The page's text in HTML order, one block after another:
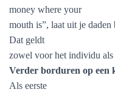
money where your
mouth is”, laat uit je daden
Dat geldt
zowel voor het individu als
Verder borduren op een
Als eerste